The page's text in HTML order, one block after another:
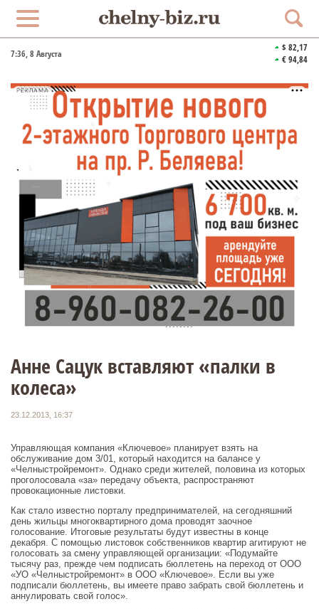
7:36, 8 Августа
$ 82,17
€ 94,84
РЕКЛАМА
Анне Сацук вставляют «палки в
колеса»
23.12.2013, 16:37
Управляющая компания «Ключевое» планирует взять на
обслуживание дом 3/01, который находится на балансе у
«Челныстройремонт». Однако среди жителей, половина из которых
проголосовала «за» передачу объекта, распространяют
провокационные листовки.
Как стало известно порталу предпринимателей, на сегодняшний
день жильцы многоквартирного дома проводят заочное
голосование. Итоговые результаты будут известны в конце
декабря. С помощью листовок собственников квартир агитируют не
голосовать за смену управляющей организации: «Подумайте
тысячу раз, прежде чем подписать бюллетень на переход от ООО
«УО «Челныстройремонт» в ООО «Ключевое». Если вы уже
подписали бюллетень, вы имеете право забрать свой бюллетень и
аннулировать свой голос».